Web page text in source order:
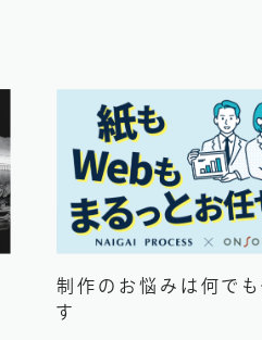
制作のお悩みは何でも
す